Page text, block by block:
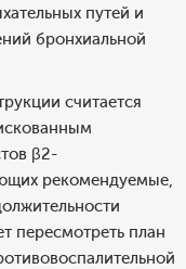
путей и
бронхиальной
считается
β2-
рекомендуемые,
пересмотреть план